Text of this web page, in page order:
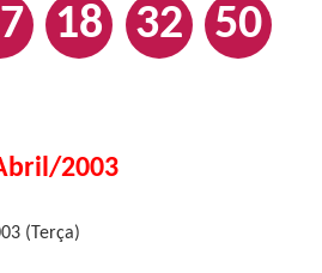
18 32 50
2003
(Terça)